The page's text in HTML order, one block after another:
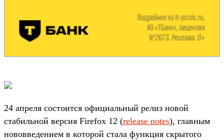
24 апреля состоится официальный релиз новой
стабильной версия Firefox 12 (release notes), главным
нововведением в которой стала функция скрытого